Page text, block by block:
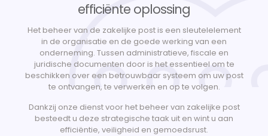
efficiënte oplossing
Het beheer van de zakelijke post is een sleutelelement
in de organisatie en de goede werking van een
onderneming. Tussen administratieve, fiscale en
juridische documenten door is het essentieel om te
beschikken over een betrouwbaar systeem om uw post
te ontvangen, te verwerken en op te volgen.
Dankzij onze dienst voor het beheer van zakelijke post
besteedt u deze strategische taak uit en wint u aan
efficiëntie, veiligheid en gemoedsrust.